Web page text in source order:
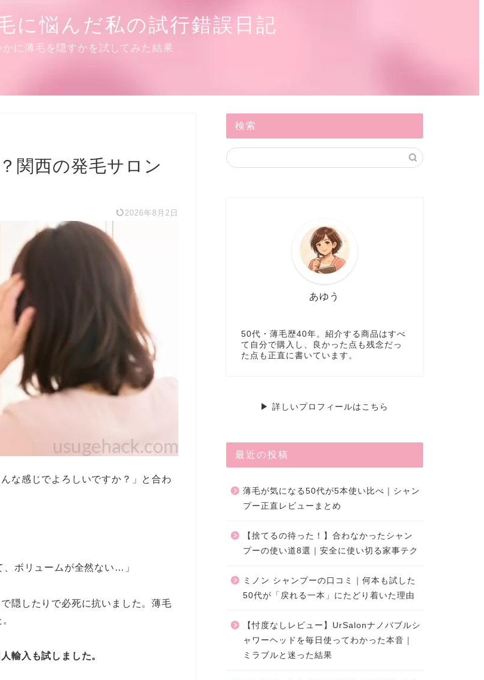
に悩んだ私の試行錯誤日記
関西の発毛サロン
2026年8月2日
な感じでよろしいですか？」と合わ
ボリュームが全然ない…」
隠したりで必死に抗いました。薄毛
輸入も試しました。
検索
あゆう
50代・薄毛歴40年。紹介する商品はすべ
て自分で購入し、良かった点も残念だっ
た点も正直に書いています。
▶ 詳しいプロフィールはこちら
最近の投稿
薄毛が気になる50代が5本使い比べ｜シャン
プー正直レビューまとめ
【捨てるの待った！】合わなかったシャン
プーの使い道8選｜安全に使い切る家事テク
ミノン シャンプーの口コミ｜何本も試した
50代が「戻れる一本」にたどり着いた理由
【忖度なしレビュー】UrSalonナノバブルシ
ャワーヘッドを毎日使ってわかった本音｜
ミラブルと迷った結果